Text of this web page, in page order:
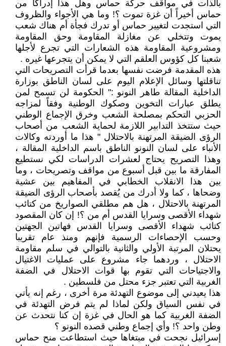
بالذات في مواقف حركة حماس وهل هذا إدراكاً من
حماس أخيراً أن غزة تموت ؟! وما هي الأجواء والظروف
التي استجدت لتغيير حماس أو تدرك فجأة أم هناك شعب
يموت وتتخلي عن مغازلة المقاومة وحق المقاومة
ومشروعية المقاومة هذه الشعارات التي تجرع لأجلها
شعبنا كل كؤوس العلقم التي لا يمكن أن يتجرعها غيره .
هذه المقدمة فرضت نفسها بعدما قرأت التصريحات التي
تناقلتها وسائل الإعلام اليوم على لسان الناطق بوزارة
الداخلية المقالة طاهر النونو :" الحكومة لن تسمح لمن
يطلق عبارات التخوين وصكوك الوطنية وفقاً لمزاجه
الحزبي التحكم بمصلحة الشعب وخرق الإجماع الوطني
حيث ستتخذ التدابير اللازمة لحماية الشعب من أصحاب
الرؤى الضيقة المرتهنة بالاحتلال " هذا ما أوردته وكالات
الأنباء على لسان النونو الناطق باسم الداخلية المقالة ،
وهذا التصريح يحتاج لعشرات الدراسات لكي نستطيع
المفارقة ما بين قبل أسبوع من مواقف وتصريحات ، وما
بين هذا الانقلاب الخطابي في المفاهيم بين عشية
وضحاها ، كما ولا أدرك من يُقصد بأصحاب الرؤى الضيقة
المرتهنة بالاحتلال ، هل هم مطلقي الصواريخ من كتائب
شهداء الأقصى وسرايا القدس أم من ؟! إن كان المقصود
كتائب شهداء الأقصى وسرايا القدس فهاتين الجهتين
وحسب الإحصاءات الرسمية فإنهم ومنذ عام تقريبا
يحتلان المرتبة الأولي والثانية بالتوالي في سلم مقاومة
الاحتلال ، وردهما جاء مشروع على عمليات الاغتيال
والاجتياحات التي تقوم بها قوات الاحتلال في الضفة
الغربية التي تعتبر جزء محتل من فلسطين .
هذا يعيدني إلى موضوع التهدئة مرة أخرى ، رغم إنه يأتي
في نفس السياق ولكن لماذا لم يتم فرض التهدئة في
الضفة الغربية كما هو الحال في غزة إن كنا نتحدث عن
وطن واحد ؟! وأي إجماع وطني قصده النونو ؟
إسرائيل نجحت في مبتغاها حيث استطاعت منح حماس